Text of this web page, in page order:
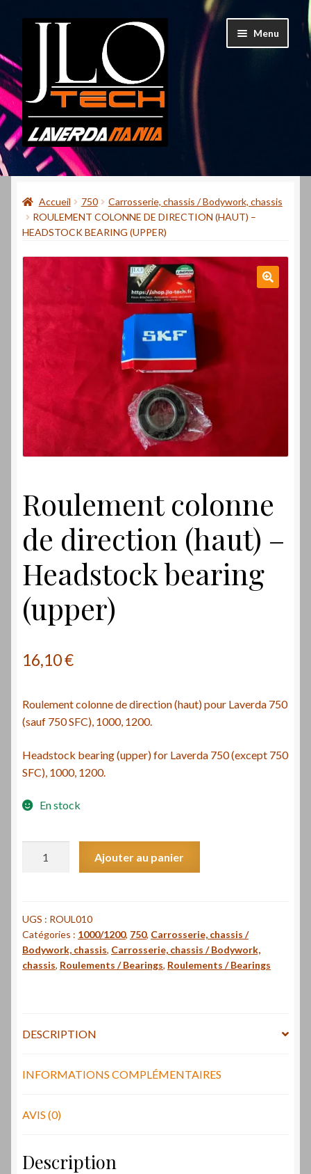
Aller
navigation
Aller
Menu
Accueil
Mon compte
Contact
Laverdamania
Accueil 750
Carrosserie, chassis / Bodywork, chassis
ROULEMENT COLONNE DE DIRECTION (HAUT) –
HEADSTOCK BEARING (UPPER)
Roulement colonne
de direction (haut) –
Headstock bearing
(upper)
16,10€
Roulement colonne de direction (haut) pour Laverda 750
(sauf 750 SFC), 1000, 1200.
Headstock bearing (upper) for Laverda 750 (except 750
SFC), 1000, 1200.
En stock
de
direction
(haut)
-
Ajouter au panier
UGS : ROUL010
Catégories : 1000/1200, 750, Carrosserie, chassis /
Bodywork, chassis, Carrosserie, chassis / Bodywork,
chassis, Roulements / Bearings, Roulements / Bearings
DESCRIPTION
INFORMATIONS COMPLÉMENTAIRES
AVIS (0)
Description